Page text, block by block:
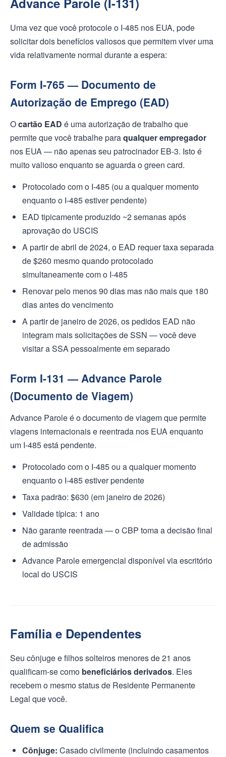
Uma vez que você protocole o I-485 nos EUA, pode
solicitar dois benefícios valiosos que permitem viver uma
vida relativamente normal durante a espera:
Form I-765 — Documento de
Autorização de Emprego (EAD)
Ocartão EAD é uma autorização de trabalho que
permite que você trabalhe paraqualquer empregador
nos EUA — não apenas seu patrocinador EB-3. Isto é
muito valioso enquanto se aguarda o green card.
Protocolado com o I-485 (ou a qualquer momento
enquanto o I-485 estiver pendente)
EAD tipicamente produzido ~2 semanas após
aprovação do USCIS
A partir de abril de 2024, o EAD requer taxa separada
de $260 mesmo quando protocolado
simultaneamente com o I-485
Renovar pelo menos 90 dias mas não mais que 180
dias antes do vencimento
A partir de janeiro de 2026, os pedidos EAD não
integram mais solicitações de SSN — você deve
visitar a SSA pessoalmente em separado
Form I-131 — Advance Parole
(Documento de Viagem)
Advance Parole é o documento de viagem que permite
viagens internacionais e reentrada nos EUA enquanto
um I-485 está pendente.
Protocolado com o I-485 ou a qualquer momento
enquanto o I-485 estiver pendente
Taxa padrão: $630 (em janeiro de 2026)
Validade típica: 1 ano
Não garante reentrada — o CBP toma a decisão final
de admissão
Advance Parole emergencial disponível via escritório
local do USCIS
Família e Dependentes
Seu cônjuge e filhos solteiros menores de 21 anos
qualificam-se como beneficiários derivados. Eles
recebem o mesmo status de Residente Permanente
Legal que você.
Quem se Qualifica
Cônjuge: Casado civilmente (incluindo casamentos